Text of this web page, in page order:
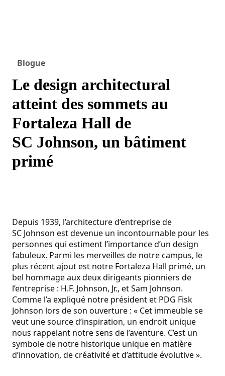
Blogue
Le design architectural
atteint des sommets au
Fortaleza Hall de
SC Johnson, un bâtiment
primé
Depuis 1939, l’architecture d’entreprise de
SC Johnson est devenue un incontournable pour les
personnes qui estiment l’importance d’un design
fabuleux. Parmi les merveilles de notre campus, le
plus récent ajout est notre Fortaleza Hall primé, un
bel hommage aux deux dirigeants pionniers de
l’entreprise : H.F. Johnson, Jr., et Sam Johnson.
Comme l’a expliqué notre président et PDG Fisk
Johnson lors de son ouverture : « Cet immeuble se
veut une source d’inspiration, un endroit unique
nous rappelant notre sens de l’aventure. C’est un
symbole de notre historique unique en matière
d’innovation, de créativité et d’attitude évolutive ».